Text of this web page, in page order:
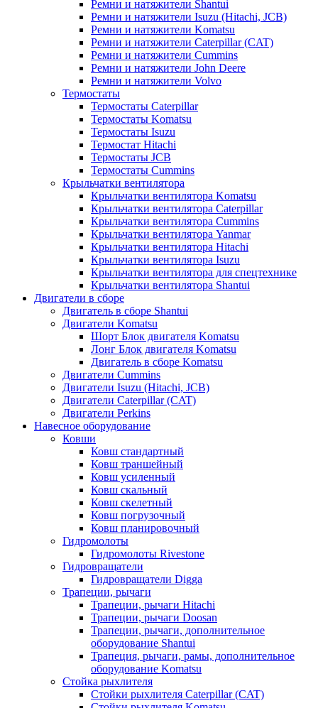
Ремни и натяжители Shantui
Ремни и натяжители Isuzu (Hitachi, JCB)
Ремни и натяжители Komatsu
Ремни и натяжители Caterpillar (CAT)
Ремни и натяжители Cummins
Ремни и натяжители John Deere
Ремни и натяжители Volvo
Термостаты
Термостаты Caterpillar
Термостаты Komatsu
Термостаты Isuzu
Термостат Hitachi
Термостаты JCB
Термостаты Cummins
Крыльчатки вентилятора
Крыльчатки вентилятора Komatsu
Крыльчатки вентилятора Caterpillar
Крыльчатки вентилятора Cummins
Крыльчатки вентилятора Yanmar
Крыльчатки вентилятора Hitachi
Крыльчатки вентилятора Isuzu
Крыльчатки вентилятора для спецтехнике
Крыльчатки вентилятора Shantui
Двигатели в сборе
Двигатель в сборе Shantui
Двигатели Komatsu
Шорт Блок двигателя Komatsu
Лонг Блок двигателя Komatsu
Двигатель в сборе Komatsu
Двигатели Cummins
Двигатели Isuzu (Hitachi, JCB)
Двигатели Caterpillar (CAT)
Двигатели Perkins
Навесное оборудование
Ковши
Ковш стандартный
Ковш траншейный
Ковш усиленный
Ковш скальный
Ковш скелетный
Ковш погрузочный
Ковш планировочный
Гидромолоты
Гидромолоты Rivestone
Гидровращатели
Гидровращатели Digga
Трапеции, рычаги
Трапеции, рычаги Hitachi
Трапеции, рычаги Doosan
Трапеции, рычаги, дополнительное
оборудование Shantui
Трапеция, рычаги, рамы, дополнительное
оборудование Komatsu
Стойка рыхлителя
Стойки рыхлителя Caterpillar (CAT)